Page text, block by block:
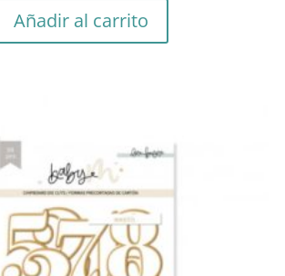
original
era:
actual
es:
Añadir al carrito